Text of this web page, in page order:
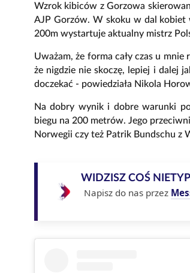
Wzrok kibiców z Gorzowa
AJP Gorzów. W skoku w dal kobiet
200m wystartuje aktualny mistrz
Uważam, że forma cały czas u
że nigdzie nie skoczę, lepiej i dalej
doczekać - powiedziała Nikola
Na dobry wynik i dobre warunki
biegu na 200 metrów. Jego
Norwegii czy też Patrik Bundschu z
WIDZISZ COŚ
Napisz do nas przez